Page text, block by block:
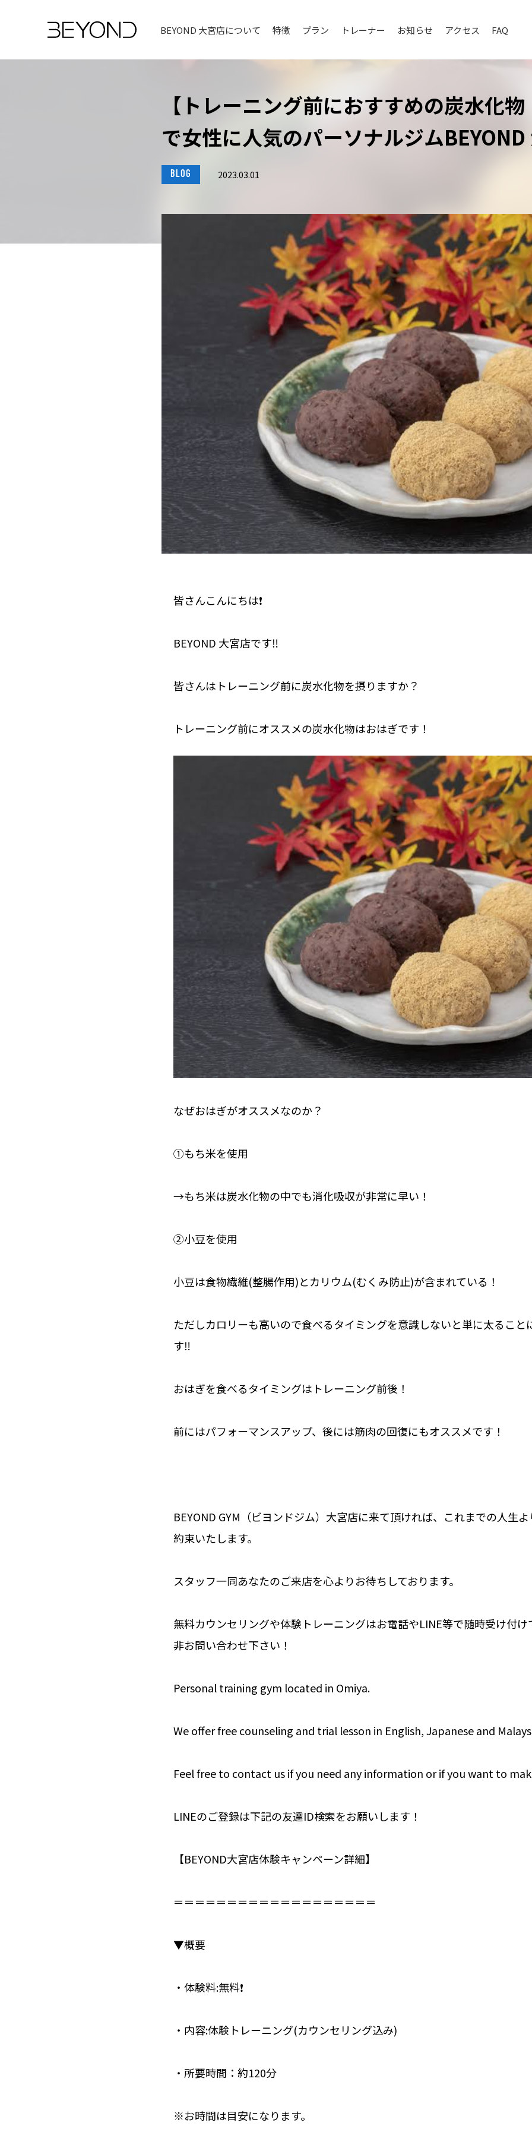
BEYOND 大宮店について 特徴 プラン トレーナー お知らせ アクセス FAQ
【トレーニング前におすすめの炭水化
で女性に人気のパーソナルジムBEYOND
BLOG 2023.03.01
皆さんこんにちは❗️
BEYOND 大宮店です‼️
皆さんはトレーニング前に炭水化物を摂りますか？
トレーニング前にオススメの炭水化物はおはぎです！
なぜおはぎがオススメなのか？
①もち米を使用
→もち米は炭水化物の中でも消化吸収が非常に早い！
②小豆を使用
小豆は食物繊維(整腸作用)とカリウム(むくみ防止)が含まれている！
ただしカロリーも高いので食べるタイミングを意識しないと単に太ること
す‼️
おはぎを食べるタイミングはトレーニング前後！
前にはパフォーマンスアップ、後には筋肉の回復にもオススメです！
BEYOND GYM（ビヨンドジム）大宮店に来て頂ければ、これまでの人生
約束いたします。
スタッフ一同あなたのご来店を心よりお待ちしております。
無料カウンセリングや体験トレーニングはお電話やLINE等で随時受け付け
非お問い合わせ下さい！
Personal training gym located in Omiya.
We offer free counseling and trial lesson in English, Japanese and
Feel free to contact us if you need any information or if you want to
LINEのご登録は下記の友達ID検索をお願いします！
【BEYOND大宮店体験キャンペーン詳細】⁣
＝＝＝＝＝＝＝＝＝＝＝＝＝＝＝＝＝＝＝⁣
▼概要⁣
・体験料:無料❗️
・内容:体験トレーニング(カウンセリング込み)
・所要時間：約120分
※お時間は目安になります。